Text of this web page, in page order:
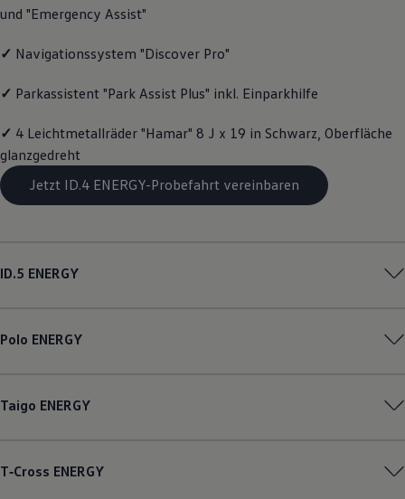
Magazin
Transport
Familie
Volkswagen R
Volkswagen Kundenbetreuung
und "Emergency Assist"
✓ Navigationssystem "Discover Pro"
✓ Parkassistent "Park Assist Plus" inkl. Einparkhilfe
✓ 4 Leichtmetallräder "Hamar" 8 J x 19 in Schwarz, Oberfläche
glanzgedreht
Jetzt ID.4 ENERGY-Probefahrt vereinbaren
ID.5 ENERGY
Polo ENERGY
Taigo ENERGY
T‑Cross ENERGY